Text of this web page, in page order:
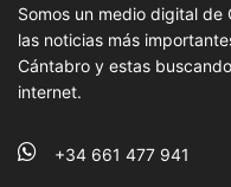
Somos un medio digital
las noticias más
Cántabro y estas
internet.
+34 661 477 941